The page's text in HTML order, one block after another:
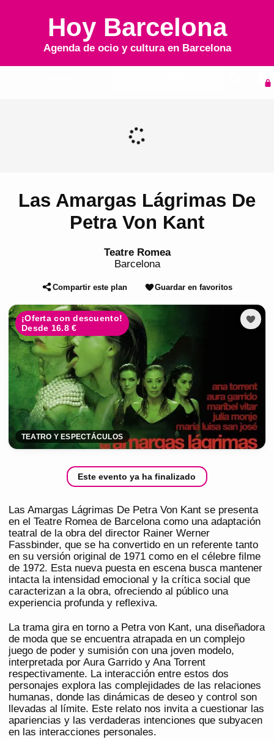
Hoy Barcelona
Agenda de ocio y cultura en Barcelona
Las Amargas Lágrimas De
Petra Von Kant
Teatre Romea
Barcelona
Compartir este plan Guardar en favoritos
¡Oferta con descuento!
Desde 16.8 €
TEATRO Y ESPECTÁCULOS
Este evento ya ha finalizado
Las Amargas Lágrimas De Petra Von Kant se presenta
en el Teatre Romea de Barcelona como una adaptación
teatral de la obra del director Rainer Werner
Fassbinder, que se ha convertido en un referente tanto
en su versión original de 1971 como en el célebre filme
de 1972. Esta nueva puesta en escena busca mantener
intacta la intensidad emocional y la crítica social que
caracterizan a la obra, ofreciendo al público una
experiencia profunda y reflexiva.
La trama gira en torno a Petra von Kant, una diseñadora
de moda que se encuentra atrapada en un complejo
juego de poder y sumisión con una joven modelo,
interpretada por Aura Garrido y Ana Torrent
respectivamente. La interacción entre estos dos
personajes explora las complejidades de las relaciones
humanas, donde las dinámicas de deseo y control son
llevadas al límite. Este relato nos invita a cuestionar las
apariencias y las verdaderas intenciones que subyacen
en las interacciones personales.